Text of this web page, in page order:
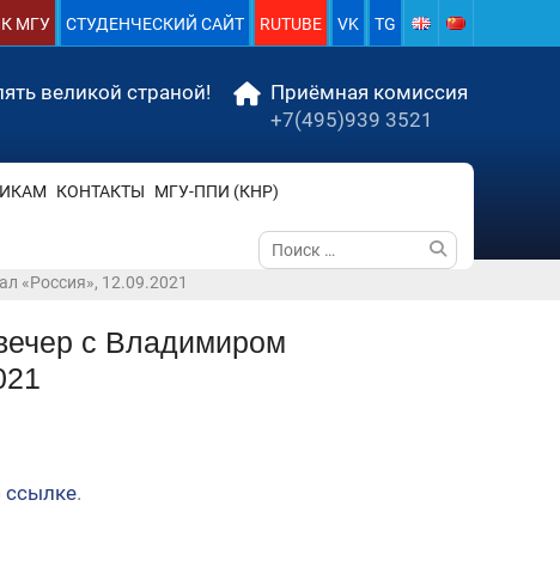
МГУ СТУДЕНЧЕСКИЙ САЙТ RUTUBE VK TG
великой страной!
Приёмная комиссия
+7(495)939 3521
КОНТАКТЫ МГУ-ППИ (КНР)
Поиск
по:
«Россия», 12.09.2021
с Владимиром
ссылке.